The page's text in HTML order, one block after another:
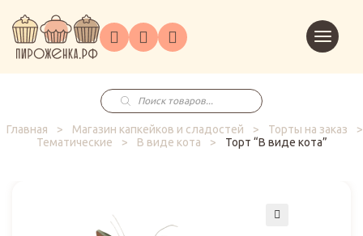
ГлавнаяКаталог
на
заказ
Праздники
Корпоративным
клиентам
в
корзину
Поиск
товаров
Главная
> Магазин капкейков и сладостей > Торты на заказ
>
Тематические
> В виде кота > Торт “В виде кота”